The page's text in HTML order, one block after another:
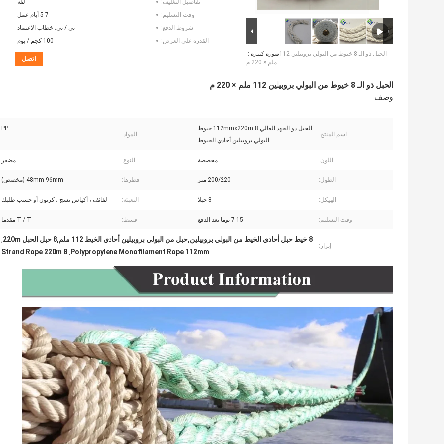
صورة كبيرة :الحبل ذو الـ 8 خيوط من البولي بروبيلين 112
ملم × 220 م
تفاصيل التغليف:
لفه
وقت التسليم:
5-7 أيام عمل
شروط الدفع:
تي / تي، خطاب الاعتماد
القدرة على العرض:
100 كجم / يوم
اتصل
الحبل ذو الـ 8 خيوط من البولي بروبيلين 112 ملم × 220 م
وصف
اسم المنتج:
الحبل ذو الجهد العالي 112mmx220m 8 خيوط
البولي بروبيلين أحادي الخيوط
المواد:
PP
اللون: مخصصة النوع: مضفر
الطول: 200/220 متر قطرها: 48mm-96mm (مخصص)
الهيكل: 8 حبلا التعبئة: لفائف ، أكياس نسج ، كرتون أو حسب طلبك
وقت التسليم: 7-15 يوما بعد الدفع قسط: T / T مقدما
إبراز:
8 خيط حبل أحادي الخيط من البولي بروبيلين,حبل من البولي بروبيلين أحادي الخيط 112 ملم,8 حبل الحبل 220m ,
Polypropylene Monofilament Rope 112mm
,
8 Strand Rope 220m